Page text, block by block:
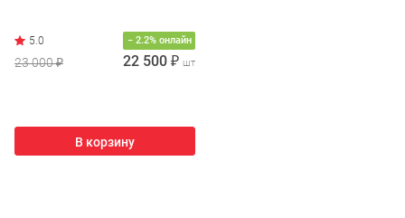
− 2.2% онлайн
23 000 ₽ 22 500 ₽ шт
В корзину